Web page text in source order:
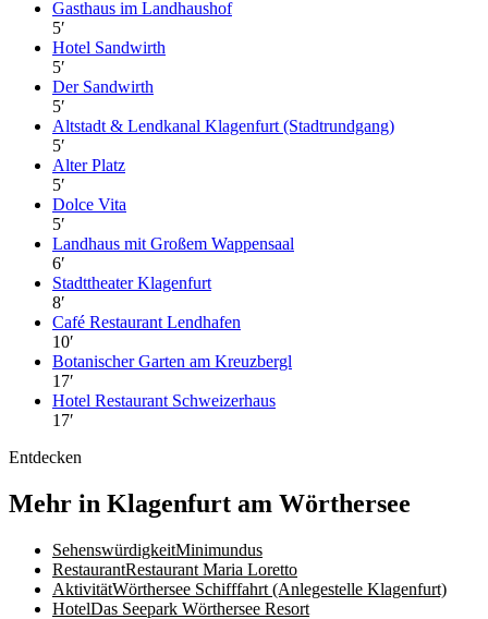
Gasthaus im Landhaushof
5′
Hotel Sandwirth
5′
Der Sandwirth
5′
Altstadt & Lendkanal Klagenfurt (Stadtrundgang)
5′
Alter Platz
5′
Dolce Vita
5′
Landhaus mit Großem Wappensaal
6′
Stadttheater Klagenfurt
8′
Café Restaurant Lendhafen
10′
Botanischer Garten am Kreuzbergl
17′
Hotel Restaurant Schweizerhaus
17′
Entdecken
Mehr in Klagenfurt am Wörthersee
SehenswürdigkeitMinimundus
RestaurantRestaurant Maria Loretto
AktivitätWörthersee Schifffahrt (Anlegestelle Klagenfurt)
HotelDas Seepark Wörthersee Resort